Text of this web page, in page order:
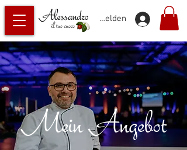
Anmelden
Mein Angebot